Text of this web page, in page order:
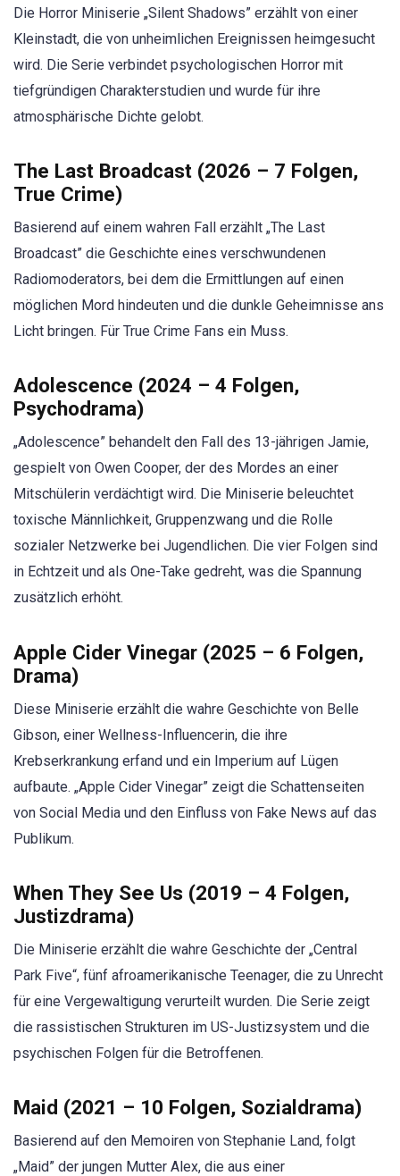
Die Horror Miniserie „Silent Shadows” erzählt von einer
Kleinstadt, die von unheimlichen Ereignissen heimgesucht
wird. Die Serie verbindet psychologischen Horror mit
tiefgründigen Charakterstudien und wurde für ihre
atmosphärische Dichte gelobt.
The Last Broadcast (2026 – 7 Folgen,
True Crime)
Basierend auf einem wahren Fall erzählt „The Last
Broadcast” die Geschichte eines verschwundenen
Radiomoderators, bei dem die Ermittlungen auf einen
möglichen Mord hindeuten und die dunkle Geheimnisse ans
Licht bringen. Für True Crime Fans ein Muss.
Adolescence (2024 – 4 Folgen,
Psychodrama)
„Adolescence” behandelt den Fall des 13-jährigen Jamie,
gespielt von Owen Cooper, der des Mordes an einer
Mitschülerin verdächtigt wird. Die Miniserie beleuchtet
toxische Männlichkeit, Gruppenzwang und die Rolle
sozialer Netzwerke bei Jugendlichen. Die vier Folgen sind
in Echtzeit und als One-Take gedreht, was die Spannung
zusätzlich erhöht.
Apple Cider Vinegar (2025 – 6 Folgen,
Drama)
Diese Miniserie erzählt die wahre Geschichte von Belle
Gibson, einer Wellness-Influencerin, die ihre
Krebserkrankung erfand und ein Imperium auf Lügen
aufbaute. „Apple Cider Vinegar” zeigt die Schattenseiten
von Social Media und den Einfluss von Fake News auf das
Publikum.
When They See Us (2019 – 4 Folgen,
Justizdrama)
Die Miniserie erzählt die wahre Geschichte der „Central
Park Five“, fünf afroamerikanische Teenager, die zu Unrecht
für eine Vergewaltigung verurteilt wurden. Die Serie zeigt
die rassistischen Strukturen im US-Justizsystem und die
psychischen Folgen für die Betroffenen.
Maid (2021 – 10 Folgen, Sozialdrama)
Basierend auf den Memoiren von Stephanie Land, folgt
„Maid” der jungen Mutter Alex, die aus einer